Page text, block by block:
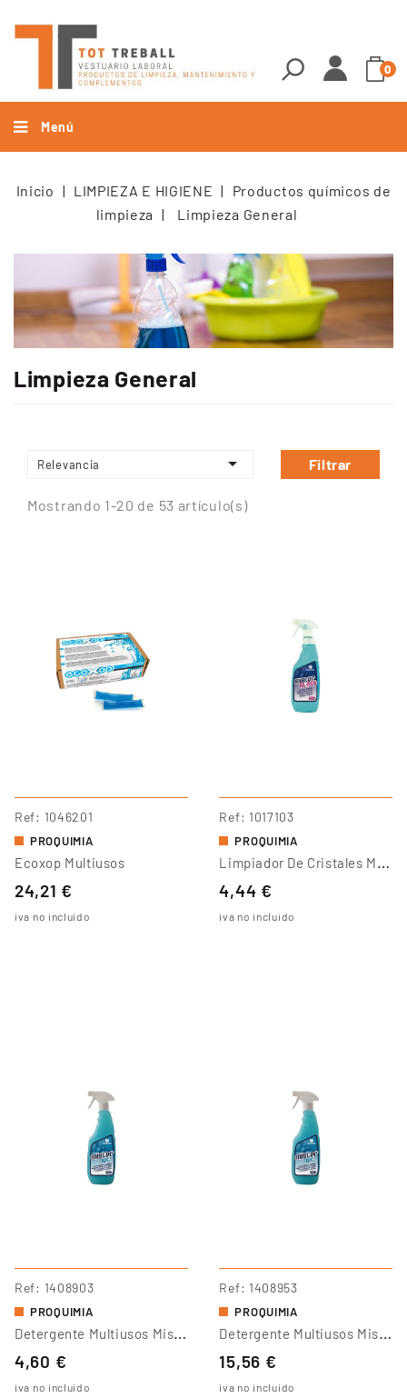
0
Menú
Inicio LIMPIEZA E HIGIENE
Productos químicos de
limpieza
Limpieza General
Limpieza General
Relevancia  Filtrar
Mostrando 1-20 de 53 artículo(s)
Ref 1046201
PROQUIMIA
Ecoxop Multiusos
24,21 €
iva no incluido
Ref 1017103
PROQUIMIA
L
Impiador De Cristales Misterglass
4,44 €
iva no incluido
Ref 1408903
PROQUIMIA
D
Etergente Multiusos Misternet
4,60 €
iva no incluido
Ref 1408953
PROQUIMIA
D
Etergente Multiusos Misternet
15,56 €
iva no incluido